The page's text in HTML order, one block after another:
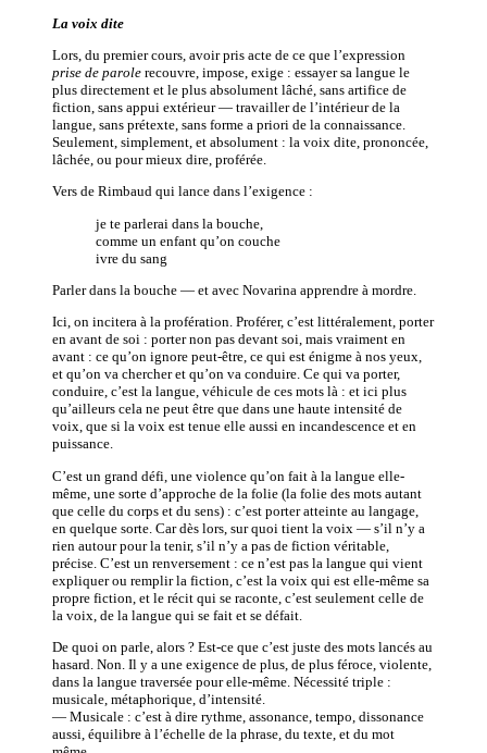
La voix dite
Lors, du premier cours, avoir pris acte de ce que l’expression
prise de parole recouvre, impose, exige : essayer sa langue le
plus directement et le plus absolument lâché, sans artifice de
fiction, sans appui extérieur — travailler de l’intérieur de la
langue, sans prétexte, sans forme a priori de la connaissance.
Seulement, simplement, et absolument : la voix dite, prononcée,
lâchée, ou pour mieux dire, proférée.
Vers de Rimbaud qui lance dans l’exigence :
je te parlerai dans la bouche,
comme un enfant qu’on couche
ivre du sang
Parler dans la bouche — et avec Novarina apprendre à mordre.
Ici, on incitera à la profération. Proférer, c’est littéralement, porter
en avant de soi : porter non pas devant soi, mais vraiment en
avant : ce qu’on ignore peut-être, ce qui est énigme à nos yeux,
et qu’on va chercher et qu’on va conduire. Ce qui va porter,
conduire, c’est la langue, véhicule de ces mots là : et ici plus
qu’ailleurs cela ne peut être que dans une haute intensité de
voix, que si la voix est tenue elle aussi en incandescence et en
puissance.
C’est un grand défi, une violence qu’on fait à la langue elle-
même, une sorte d’approche de la folie (la folie des mots autant
que celle du corps et du sens) : c’est porter atteinte au langage,
en quelque sorte. Car dès lors, sur quoi tient la voix — s’il n’y a
rien autour pour la tenir, s’il n’y a pas de fiction véritable,
précise. C’est un renversement : ce n’est pas la langue qui vient
expliquer ou remplir la fiction, c’est la voix qui est elle-même sa
propre fiction, et le récit qui se raconte, c’est seulement celle de
la voix, de la langue qui se fait et se défait.
De quoi on parle, alors ? Est-ce que c’est juste des mots lancés au
hasard. Non. Il y a une exigence de plus, de plus féroce, violente,
dans la langue traversée pour elle-même. Nécessité triple :
musicale, métaphorique, d’intensité.
— Musicale : c’est à dire rythme, assonance, tempo, dissonance
aussi, équilibre à l’échelle de la phrase, du texte, et du mot